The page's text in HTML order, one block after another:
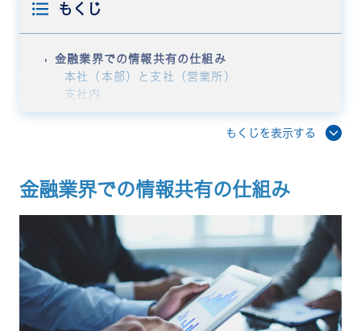
もくじ
金融業界での情報共有の仕組み
本社（本部）と支社（営業所）
支社内
意思決定が遅延する
顧客サービスの質が低下する
リスク管理に不備・不足が生まれる
取引・契約が遅れて機会損失を招く
部門間で連携できない
金融業界で社内SNSを利用するメリット
社内コミュニケーションを活性化する
情報共有や意思決定がスピーディになる
ナレッジを共有できる
もくじを表示する
金融業界での情報共有の仕組み